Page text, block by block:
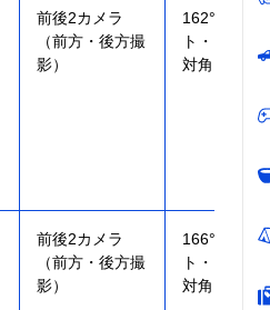
前後2カメラ
（前方・後方撮
影）
162°（フロン
ト・リアカ
対角）
前後2カメラ
（前方・後方撮
影）
166°（フロ
ト・リアカ
対角）